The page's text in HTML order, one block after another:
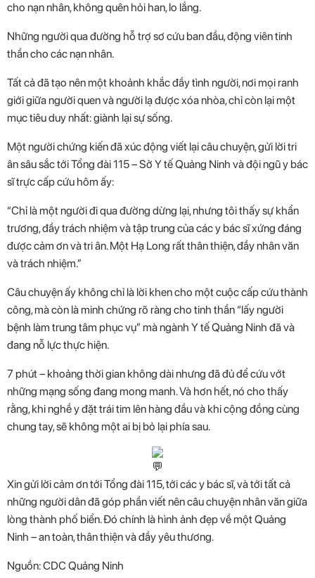
cho nạn nhân, không quên hỏi han, lo lắng.
Những người qua đường hỗ trợ sơ cứu ban đầu, động viên tinh
thần cho các nạn nhân.
Tất cả đã tạo nên một khoảnh khắc đầy tình người, nơi mọi ranh
giới giữa người quen và người lạ được xóa nhòa, chỉ còn lại một
mục tiêu duy nhất: giành lại sự sống.
Một người chứng kiến đã xúc động viết lại câu chuyện, gửi lời tri
ân sâu sắc tới Tổng đài 115 – Sở Y tế Quảng Ninh và đội ngũ y bác
sĩ trực cấp cứu hôm ấy:
“Chỉ là một người đi qua đường dừng lại, nhưng tôi thấy sự khẩn
trương, đầy trách nhiệm và tập trung của các y bác sĩ xứng đáng
được cảm ơn và tri ân. Một Hạ Long rất thân thiện, đầy nhân văn
và trách nhiệm.”
Câu chuyện ấy không chỉ là lời khen cho một cuộc cấp cứu thành
công, mà còn là minh chứng rõ ràng cho tinh thần “lấy người
bệnh làm trung tâm phục vụ” mà ngành Y tế Quảng Ninh đã và
đang nỗ lực thực hiện.
7 phút – khoảng thời gian không dài nhưng đã đủ để cứu vớt
những mạng sống đang mong manh. Và hơn hết, nó cho thấy
rằng, khi nghề y đặt trái tim lên hàng đầu và khi cộng đồng cùng
chung tay, sẽ không một ai bị bỏ lại phía sau.
Xin gửi lời cảm ơn tới Tổng đài 115, tới các y bác sĩ, và tới tất cả
những người dân đã góp phần viết nên câu chuyện nhân văn giữa
lòng thành phố biển. Đó chính là hình ảnh đẹp về một Quảng
Ninh – an toàn, thân thiện và đầy yêu thương.
Nguồn: CDC Quảng Ninh